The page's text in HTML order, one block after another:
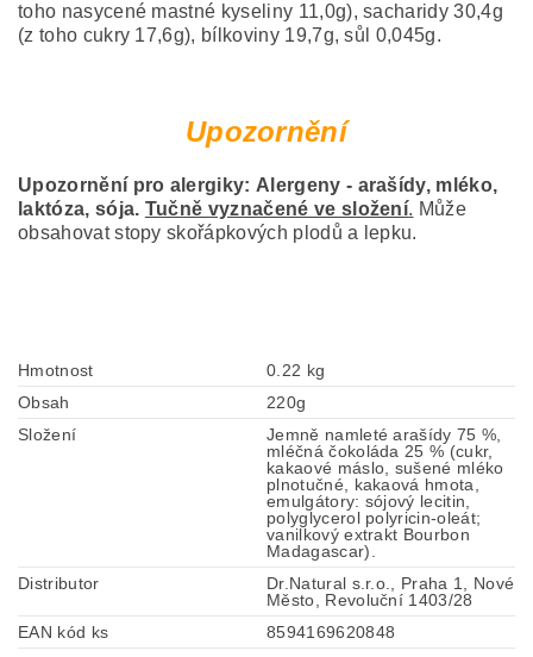
toho nasycené mastné kyseliny 11,0g), sacharidy 30,4g
(z toho cukry 17,6g), bílkoviny 19,7g, sůl 0,045g.
Upozornění
Upozornění pro alergiky: Alergeny - arašídy, mléko,
laktóza, sója. Tučně vyznačené ve složení. Může
obsahovat stopy skořápkových plodů a lepku.
Hmotnost
0.22 kg
Obsah
220g
Složení
Jemně namleté arašídy 75 %,
mléčná čokoláda 25 % (cukr,
kakaové máslo, sušené mléko
plnotučné, kakaová hmota,
emulgátory: sójový lecitin,
polyglycerol polyricin-oleát;
vanilkový extrakt Bourbon
Madagascar).
Distributor
Dr.Natural s.r.o., Praha 1, Nové
Město, Revoluční 1403/28
EAN kód ks
8594169620848